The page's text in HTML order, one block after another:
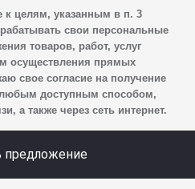
Обществу на обработку
а именно: имени, отчества,
(включая номер телефона
адреса, сведений
предпочтениях
услугам, IP-адреса,
посетителя сайта,
и способа для контакта,
к целям, указанным в п. 3
свои персональные
товаров, работ, услуг
осуществления прямых
свое согласие на получение
доступным способом,
а также через сеть интернет.
предложение